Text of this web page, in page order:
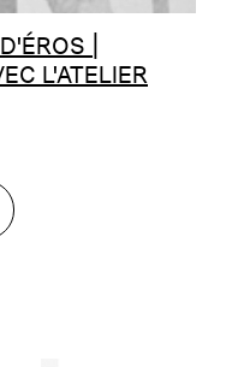
|
L'ATELIER